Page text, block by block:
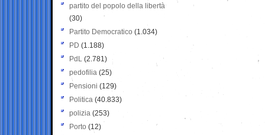
partito del popolo della libertà
(30)
Partito Democratico (1.034)
PD (1.188)
PdL (2.781)
pedofilia (25)
Pensioni (129)
Politica (40.833)
polizia (253)
Porto (12)